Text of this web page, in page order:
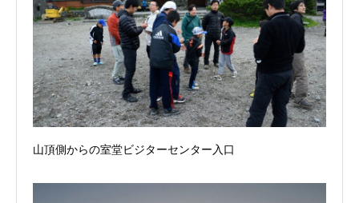
山頂側からの室堂ビジターセンター入口